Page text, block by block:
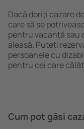
Dacă doriţi cazare
care să se
pentru vacanță sau
aleasă. Puteți
persoanele cu
pentru cei care
Cum pot găsi